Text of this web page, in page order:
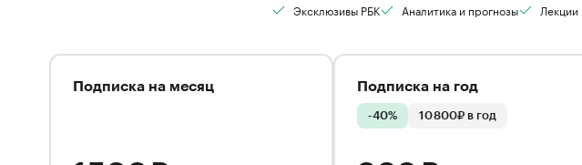
Эксклюзивы РБК Аналитика и прогнозы
Подписка на месяц Подписка на год
-40% 10 800₽ в год